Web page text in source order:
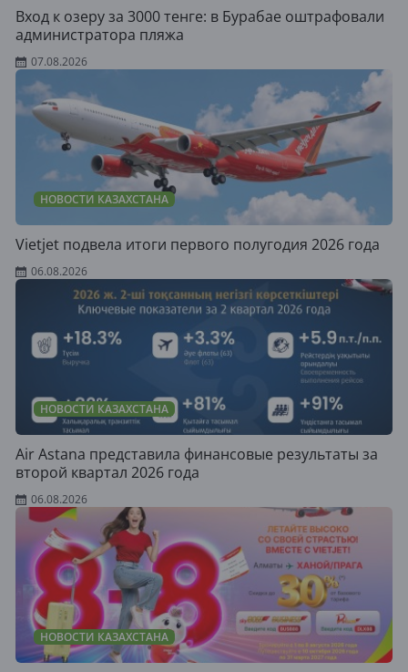
Вход к озеру за 3000 тенге: в Бурабае оштрафовали
администратора пляжа
07.08.2026
НОВОСТИ КАЗАХСТАНА
Vietjet подвела итоги первого полугодия 2026 года
06.08.2026
НОВОСТИ КАЗАХСТАНА
Air Astana представила финансовые результаты за
второй квартал 2026 года
06.08.2026
НОВОСТИ КАЗАХСТАНА